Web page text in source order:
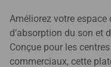
Améliorez votre
d’absorption du son et
Conçue pour les
commerciaux, cette